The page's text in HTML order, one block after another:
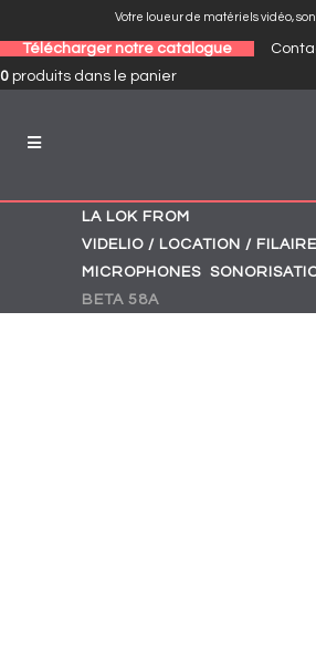
Votre loueur de matériels vidéo,
Télécharger notre catalogue
0 produits dans le panier
LA LOK FROM
VIDELIO / LOCATION /
MICROPHONES
BETA 58A